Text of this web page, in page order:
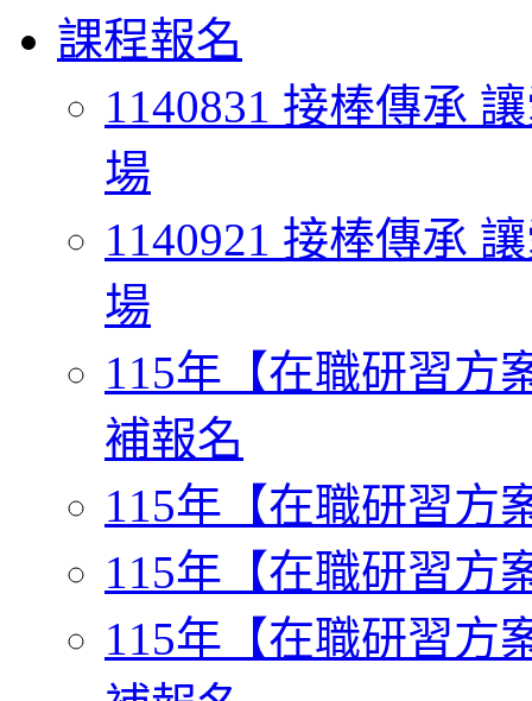
課程報名
1140831 接棒傳承
場
1140921 接棒傳承
場
115年【在職研習方
補報名
115年【在職研習方
115年【在職研習方
115年【在職研習方